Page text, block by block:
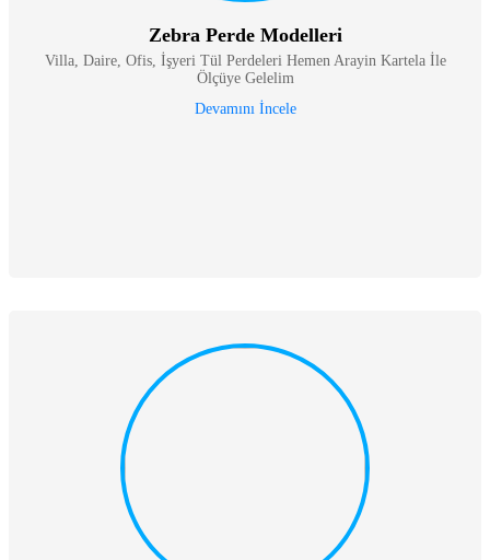
Zebra Perde Modelleri
Villa, Daire, Ofis, İşyeri Tül Perdeleri Hemen Arayin Kartela İle
Ölçüye Gelelim
Devamını İncele